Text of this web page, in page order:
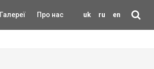
uk ru en
Галереї Про нас